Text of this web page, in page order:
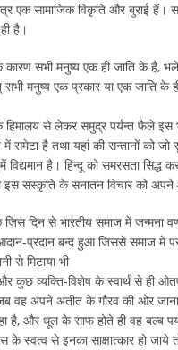
एक सामाजिक विकृति और बुराई हैं।
है।
सभी मनुष्य एक ही जाति के हैं, भले
सभी मनुष्य एक प्रकार या एक जाति
से लेकर समुद्र पर्यन्त फैले इस
है तथा यहां की सन्तानों को जो
विद्यमान है। हिन्दू को समरसता
इस संस्कृति के सनातन विचार को अपने
जिस दिन से भारतीय समाज में
प्रदान बन्द हुआ जिससे समाज में
से मिटाया भी
कुछ व्यक्ति-विशेष के स्वार्थ से ही
वह अपने अतीत के गौरव की ओर
है, और धूल के साफ होते ही वह बल्ब
के स्वत्व से इनका साक्षात्कार हो